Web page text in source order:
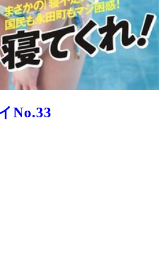
No.33